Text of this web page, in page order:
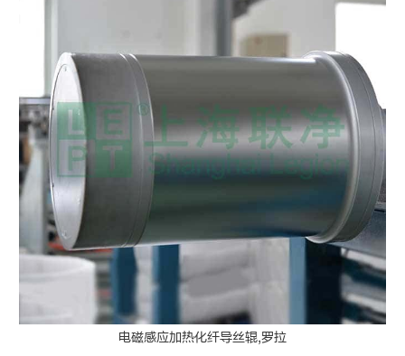
电磁感应加热化纤导丝辊,罗拉